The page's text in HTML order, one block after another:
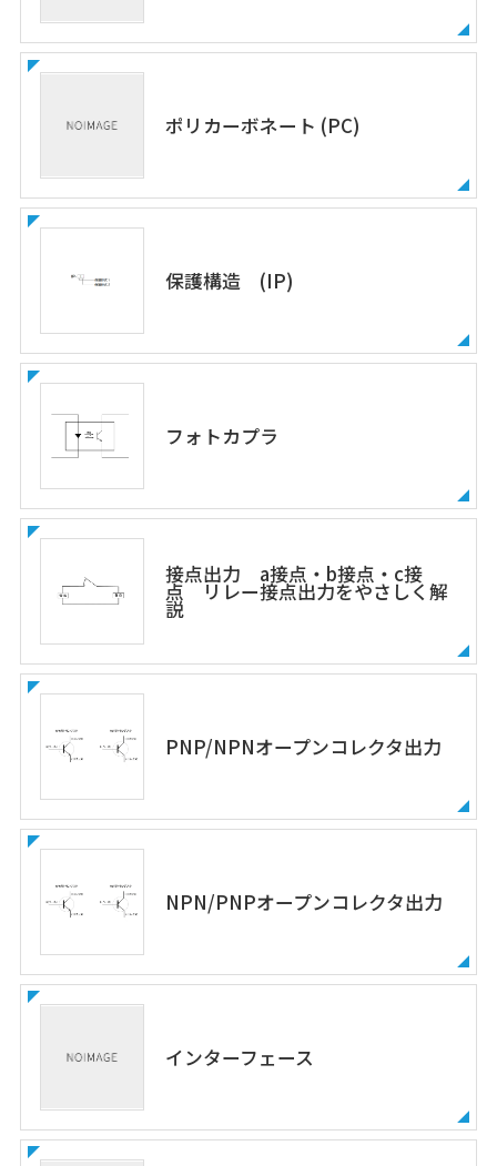
ポリカーボネート (PC)
保護構造 (IP)
フォトカプラ
接点出力 a接点・b接点・c接
点 リレー接点出力をやさしく解
説
PNP/NPNオープンコレクタ出力
NPN/PNPオープンコレクタ出力
インターフェース